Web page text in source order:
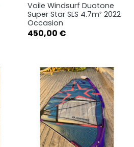
Voile Windsurf Duotone
Super Star SLS 4.7m² 2022
Occasion
Prix
450,00 €